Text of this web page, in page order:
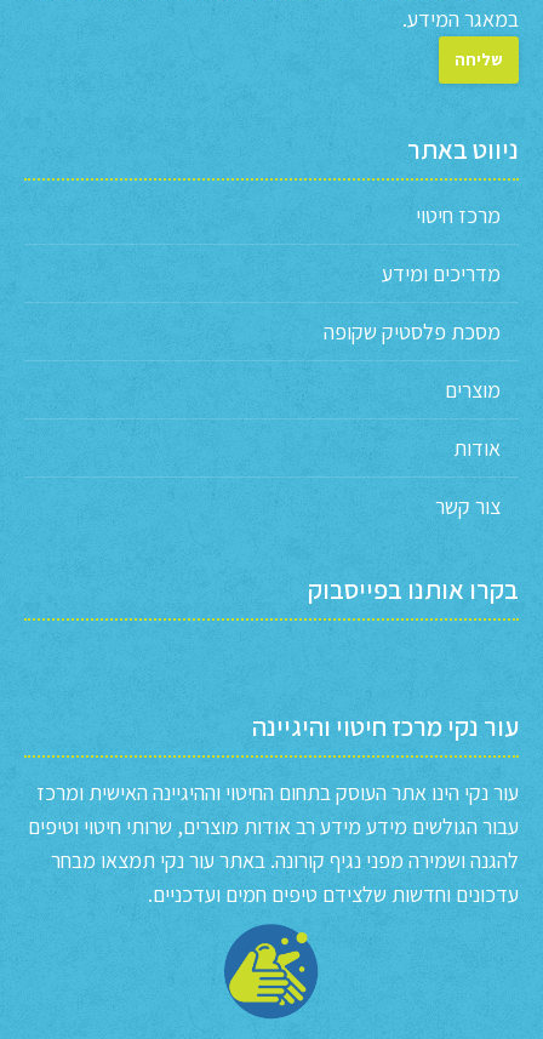
במאגר המידע.
ניווט באתר
מרכז חיטוי
מדריכים ומידע
מסכת פלסטיק שקופה
מוצרים
אודות
צור קשר
בקרו אותנו בפייסבוק
עור נקי מרכז חיטוי והיגיינה
עור נקי הינו אתר העוסק בתחום החיטוי וההיגיינה האישית ומרכז
עבור הגולשים מידע מידע רב אודות מוצרים, שרותי חיטוי וטיפים
להגנה ושמירה מפני נגיף קורונה. באתר עור נקי תמצאו מבחר
עדכונים וחדשות שלצידם טיפים חמים ועדכניים.